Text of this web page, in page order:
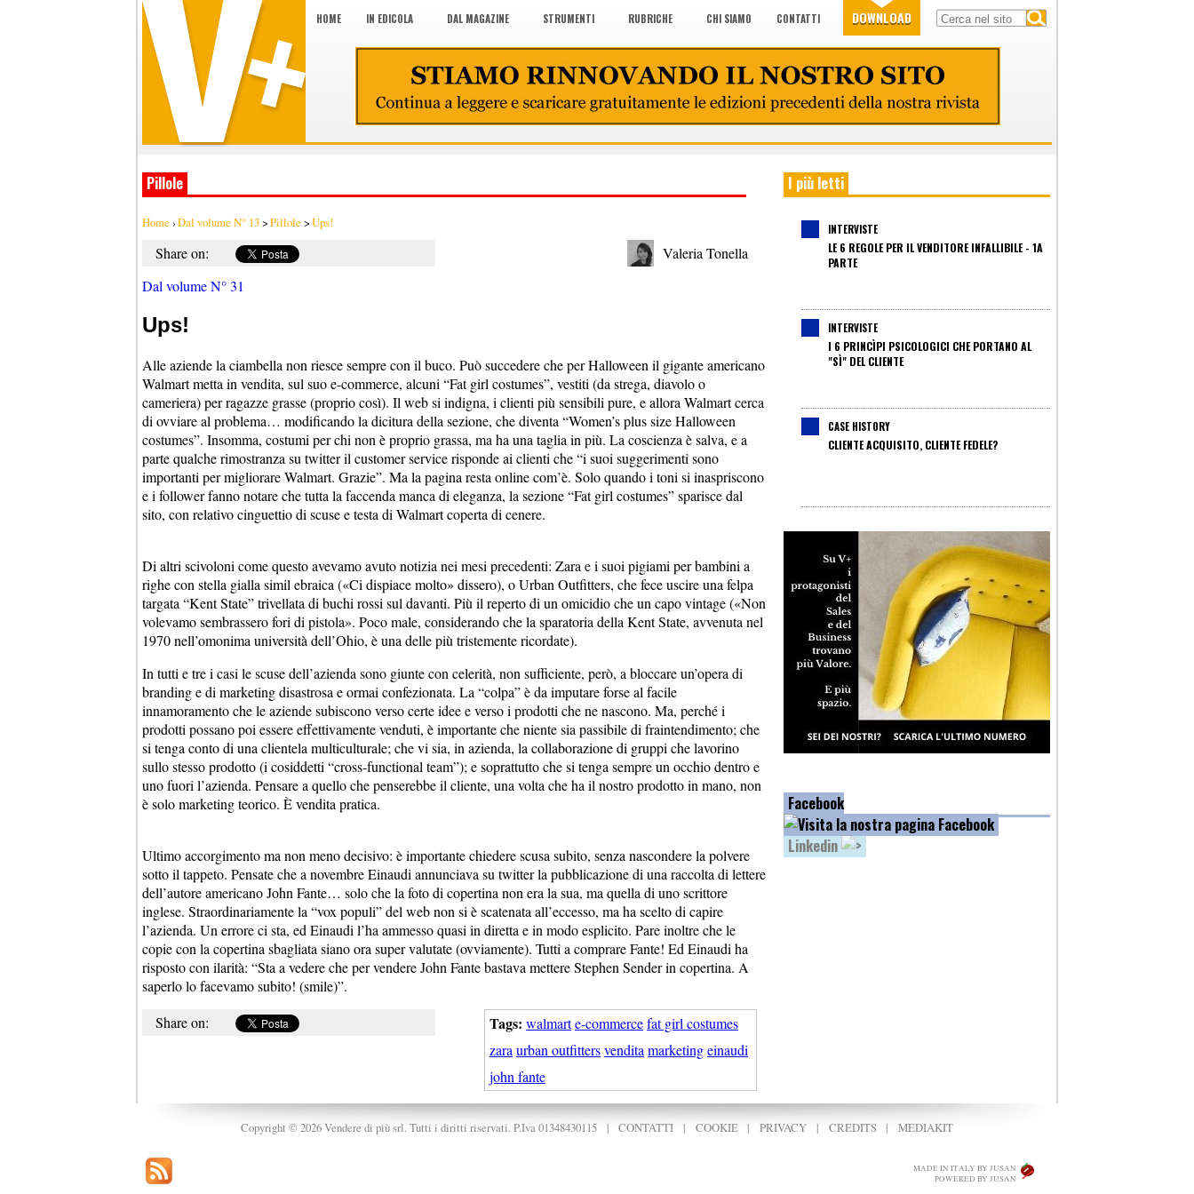
HOME IN EDICOLA DAL MAGAZINE STRUMENTI RUBRICHE CHI SIAMO CONTATTI DOWNLOAD
Pillole
Home ›Dal volume N° 13>Pillole >Ups!
Share on:
Valeria Tonella
Dal volume N° 31
Ups!
Alle aziende la ciambella non riesce sempre con il buco. Può succedere che per Halloween il gigante americano
Walmart metta in vendita, sul suo e-commerce, alcuni “Fat girl costumes”, vestiti (da strega, diavolo o
cameriera) per ragazze grasse (proprio così). Il web si indigna, i clienti più sensibili pure, e allora Walmart cerca
di ovviare al problema… modificando la dicitura della sezione, che diventa “Women’s plus size Halloween
costumes”. Insomma, costumi per chi non è proprio grassa, ma ha una taglia in più. La coscienza è salva, e a
parte qualche rimostranza su twitter il customer service risponde ai clienti che “i suoi suggerimenti sono
importanti per migliorare Walmart. Grazie”. Ma la pagina resta online com’è. Solo quando i toni si inaspriscono
e i follower fanno notare che tutta la faccenda manca di eleganza, la sezione “Fat girl costumes” sparisce dal
sito, con relativo cinguettio di scuse e testa di Walmart coperta di cenere.
Di altri scivoloni come questo avevamo avuto notizia nei mesi precedenti: Zara e i suoi pigiami per bambini a
righe con stella gialla simil ebraica («Ci dispiace molto» dissero), o Urban Outfitters, che fece uscire una felpa
targata “Kent State” trivellata di buchi rossi sul davanti. Più il reperto di un omicidio che un capo vintage («Non
volevamo sembrassero fori di pistola». Poco male, considerando che la sparatoria della Kent State, avvenuta nel
1970 nell’omonima università dell’Ohio, è una delle più tristemente ricordate).
In tutti e tre i casi le scuse dell’azienda sono giunte con celerità, non sufficiente, però, a bloccare un’opera di
branding e di marketing disastrosa e ormai confezionata. La “colpa” è da imputare forse al facile
innamoramento che le aziende subiscono verso certe idee e verso i prodotti che ne nascono. Ma, perché i
prodotti possano poi essere effettivamente venduti, è importante che niente sia passibile di fraintendimento; che
si tenga conto di una clientela multiculturale; che vi sia, in azienda, la collaborazione di gruppi che lavorino
sullo stesso prodotto (i cosiddetti “cross-functional team”); e soprattutto che si tenga sempre un occhio dentro e
uno fuori l’azienda. Pensare a quello che penserebbe il cliente, una volta che ha il nostro prodotto in mano, non
è solo marketing teorico. È vendita pratica.
Ultimo accorgimento ma non meno decisivo: è importante chiedere scusa subito, senza nascondere la polvere
sotto il tappeto. Pensate che a novembre Einaudi annunciava su twitter la pubblicazione di una raccolta di lettere
dell’autore americano John Fante… solo che la foto di copertina non era la sua, ma quella di uno scrittore
inglese. Straordinariamente la “vox populi” del web non si è scatenata all’eccesso, ma ha scelto di capire
l’azienda. Un errore ci sta, ed Einaudi l’ha ammesso quasi in diretta e in modo esplicito. Pare inoltre che le
copie con la copertina sbagliata siano ora super valutate (ovviamente). Tutti a comprare Fante! Ed Einaudi ha
risposto con ilarità: “Sta a vedere che per vendere John Fante bastava mettere Stephen Sender in copertina. A
saperlo lo facevamo subito! (smile)”.
Tags: walmarte-commercefat girl costumes
zara urban outfittersvendita marketingeinaudi
john fante
Share on:
I più letti
INTERVISTE
LE 6 REGOLE PER IL VENDITORE INFALLIBILE - 1A
PARTE
INTERVISTE
I 6 PRINCÌPI PSICOLOGICI CHE PORTANO AL
"SÌ" DEL CLIENTE
CASE HISTORY
CLIENTE ACQUISITO, CLIENTE FEDELE?
Facebook
Linkedin
Copyright © 2026 Vendere di più srl. Tutti i diritti riservati. P.Iva 01348430115 |CONTATTI | COOKIE|PRIVACY | CREDITS| MEDIAKIT
MADE IN ITALY BY JUSAN
POWERED BY JUSAN